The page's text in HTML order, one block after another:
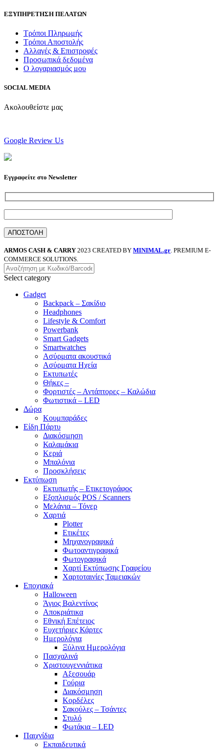
ΕΞΥΠΗΡΕΤΗΣΗ ΠΕΛΑΤΩΝ
Τρόποι Πληρωμής
Τρόποι Αποστολής
Αλλαγές & Επιστροφές
Προσωπικά δεδομένα
Ο λογαριασμός μου
SOCIAL MEDIA
Ακολουθείστε μας
Google Review Us
Εγγραφείτε στο Newsletter
ARMOS CASH & CARRY 2023 CREATED BY MINIMAL.gr. PREMIUM E-
COMMERCE SOLUTIONS.
Select category
Gadget
Backpack – Σακίδιο
Headphones
Lifestyle & Comfort
Powerbank
Smart Gadgets
Smartwatches
Ασύρματα ακουστικά
Ασύρματα Ηχεία
Εκτυπωτές
Θήκες –
Φορτιστές – Αντάπτορες – Καλώδια
Φωτιστικά – LED
Δώρα
Κουμπαράδες
Είδη Πάρτυ
Διακόσμηση
Καλαμάκια
Κεριά
Μπαλόνια
Προσκλήσεις
Εκτύπωση
Εκτυπωτής – Ετικετογράφος
Εξοπλισμός POS / Scanners
Μελάνια – Τόνερ
Χαρτιά
Plotter
Ετικέτες
Μηχανογραφικά
Φωτοαντιγραφικά
Φωτογραφικά
Χαρτί Εκτύπωσης Γραφείου
Χαρτοταινίες Ταμειακών
Εποχιακά
Halloween
Άγιος Βαλεντίνος
Αποκριάτικα
Εθνική Επέτειος
Ευχετήριες Κάρτες
Ημερολόγια
Ξύλινα Ημερολόγια
Πασχαλινά
Χριστουγεννιάτικα
Αξεσουάρ
Γούρια
Διακόσμηση
Κορδέλες
Σακούλες – Τσάντες
Στυλό
Φωτάκια – LED
Παιχνίδια
Εκπαιδευτικά